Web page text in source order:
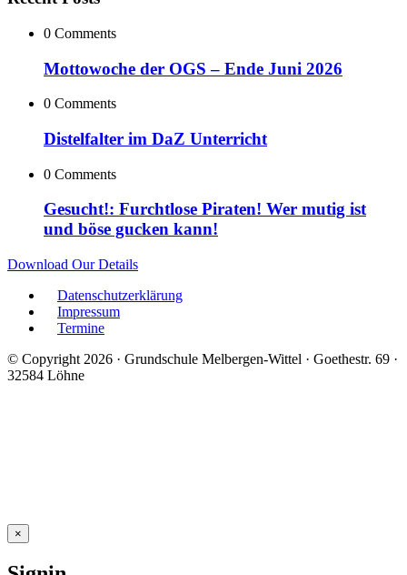
0 Comments
Mottowoche der OGS – Ende Juni 2026
0 Comments
Distelfalter im DaZ Unterricht
0 Comments
Gesucht!: Furchtlose Piraten! Wer mutig ist
und böse gucken kann!
Download Our Details
Datenschutzerklärung
Impressum
Termine
© Copyright 2026 · Grundschule Melbergen-Wittel · Goethestr. 69 ·
32584 Löhne
×